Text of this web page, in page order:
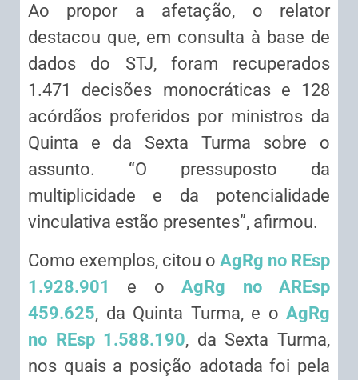
Ao propor a afetação, o relator
destacou que, em consulta à base de
dados do STJ, foram recuperados
1.471 decisões monocráticas e 128
acórdãos proferidos por ministros da
Quinta e da Sexta Turma sobre o
assunto. “O pressuposto da
multiplicidade e da potencialidade
vinculativa estão presentes”, afirmou.
Como exemplos, citou o AgRg no REsp
1.928.901
e oAgRg no AREsp
459.625, da Quinta Turma, e o AgRg
no REsp 1.588.190, da Sexta Turma,
nos quais a posição adotada foi pela